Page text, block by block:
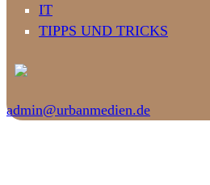
IT
TIPPS UND TRICKS
admin@urbanmedien.de